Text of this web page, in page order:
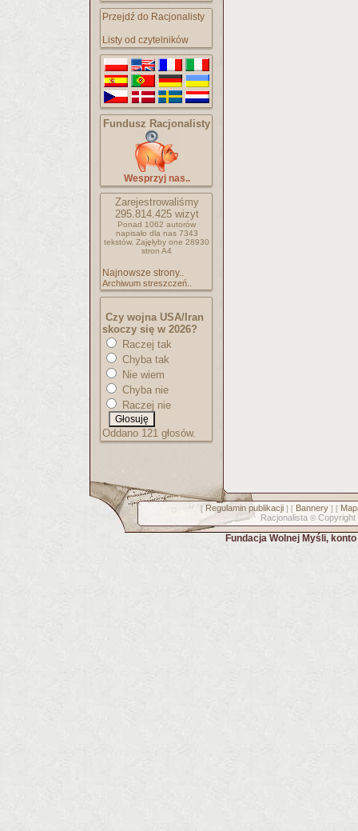
Przejdź do Racjonalisty
Listy od czytelników
Fundusz Racjonalisty
Wesprzyj nas..
Zarejestrowaliśmy
295.814.425wizyt
Ponad 1062 autorów
napisało dla nas 7343
tekstów. Zajęłyby one 28930
stron A4
Najnowsze strony..
Archiwum streszczeń..
Czy wojna USA/Iran
skoczy się w 2026?
Raczej tak
Chyba tak
Nie wiem
Chyba nie
Raczej nie
Oddano 121 głosów.
[ Regulamin publikacji] [ Bannery] [
Racjonalista © Copyright
Fundacja Wolnej Myśli,